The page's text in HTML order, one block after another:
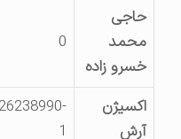
حاجی
محمد
خسرو زاده
اکسیژن
آرش
06126238990-